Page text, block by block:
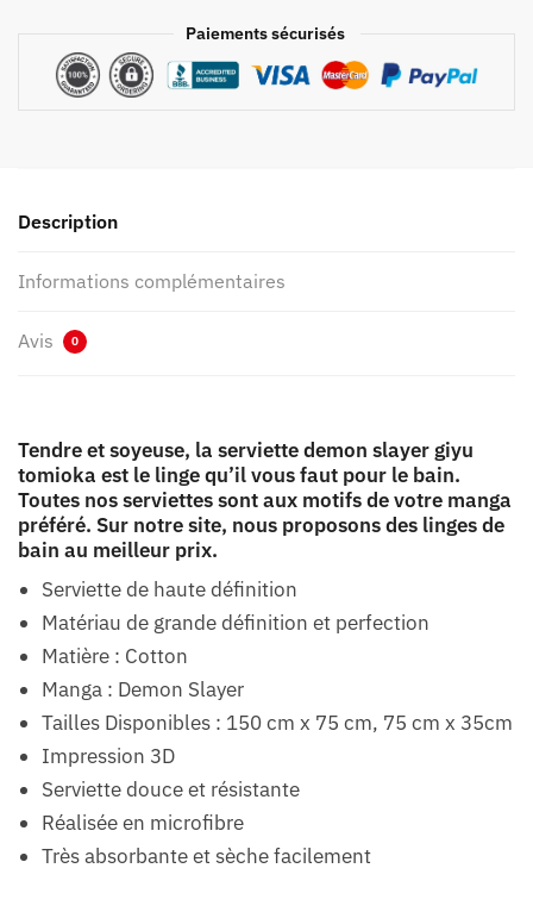
Paiements sécurisés
Description
Informations complémentaires
Avis 0
Tendre et soyeuse, la serviette demon slayer giyu
tomioka est le linge qu’il vous faut pour le bain.
Toutes nos serviettes sont aux motifs de votre manga
préféré. Sur notre site, nous proposons des linges de
bain au meilleur prix.
Serviette de haute définition
Matériau de grande définition et perfection
Matière : Cotton
Manga : Demon Slayer
Tailles Disponibles : 150 cm x 75 cm, 75 cm x 35cm
Impression 3D
Serviette douce et résistante
Réalisée en microfibre
Très absorbante et sèche facilement